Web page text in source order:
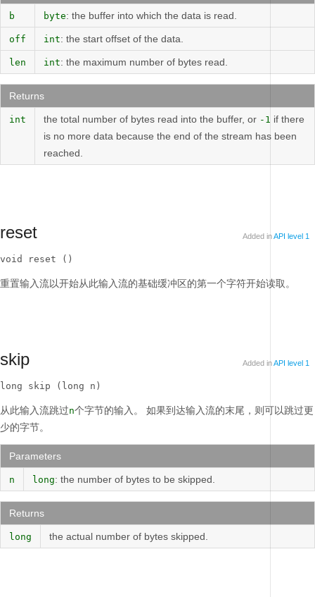
b byte: the buffer into which the data is read.
off int: the start offset of the data.
len int: the maximum number of bytes read.
Returns
int the total number of bytes read into the buffer, or -1 if there
is no more data because the end of the stream has been
reached.
reset Added inAPI level 1
void reset ()
重置输入流以开始从此输入流的基础缓冲区的第一个字符开始读取。
skip Added inAPI level 1
long skip (long n)
从此输入流跳过n个字节的输入。
如果到达输入流的末尾，则可以跳过更
少的字节。
Parameters
n long: the number of bytes to be skipped.
Returns
long the actual number of bytes skipped.